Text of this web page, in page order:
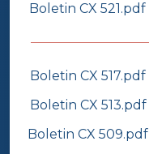
Boletin CX 521.pdf
Boletin CX 517.pdf
Boletin CX 513.pdf
Boletin CX 509.pdf